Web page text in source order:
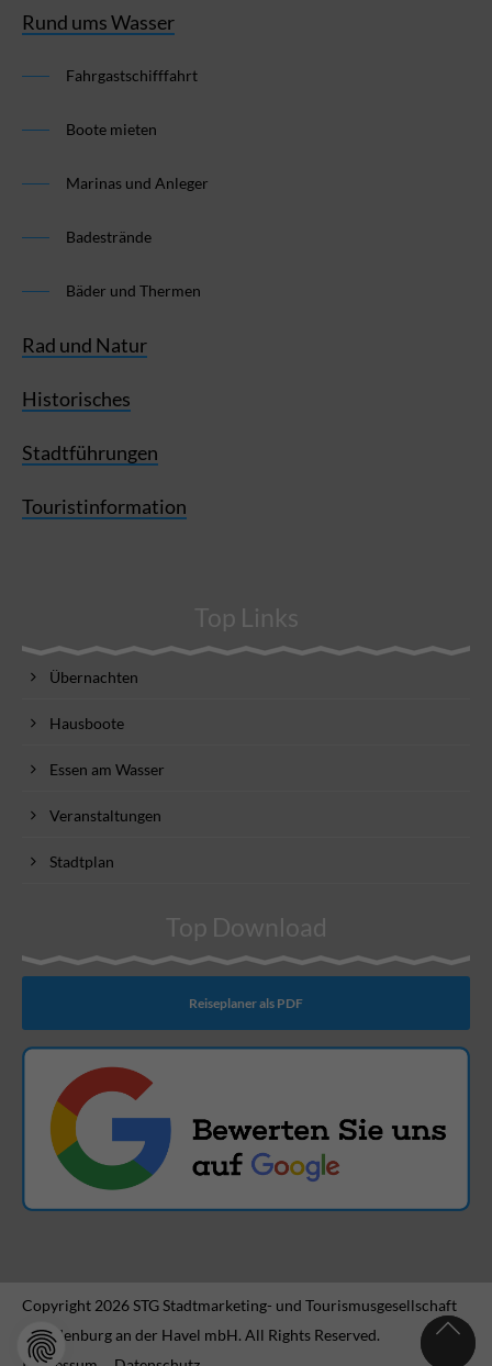
Rund ums Wasser
Fahrgastschifffahrt
Boote mieten
Marinas und Anleger
Badestrände
Bäder und Thermen
Rad und Natur
Historisches
Stadtführungen
Touristinformation
Top Links
Übernachten
Hausboote
Essen am Wasser
Veranstaltungen
Stadtplan
Top Download
Reiseplaner als PDF
Copyright 2026 STG Stadtmarketing- und Tourismusgesellschaft
Brandenburg an der Havel mbH. All Rights Reserved.